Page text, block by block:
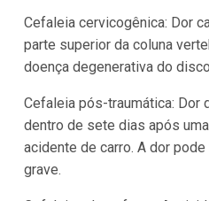
Cefaleia cervicogênica: Dor
parte superior da coluna
doença degenerativa do
Cefaleia pós-traumática: Dor
dentro de sete dias após
acidente de carro. A dor
grave.